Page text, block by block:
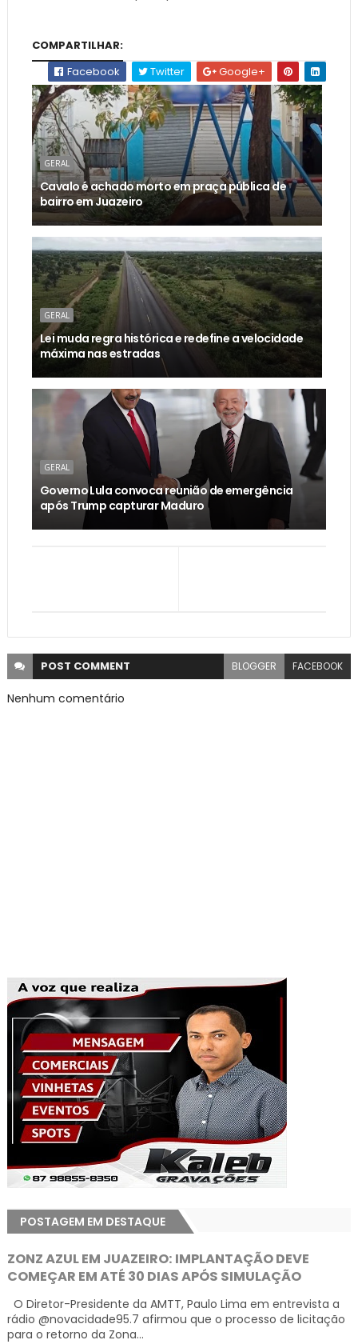
COMPARTILHAR:
Facebook
Twitter Google+
GERAL
Cavalo é achado morto em praça pública de
bairro em Juazeiro
GERAL
Lei muda regra histórica e redefine a velocidade
máxima nas estradas
GERAL
Governo Lula convoca reunião de emergência
após Trump capturar Maduro
POST COMMENT BLOGGER FACEBOOK
Nenhum comentário
POSTAGEM EM DESTAQUE
ZONZ AZUL EM JUAZEIRO: IMPLANTAÇÃO DEVE
COMEÇAR EM ATÉ 30 DIAS APÓS SIMULAÇÃO
O Diretor-Presidente da AMTT, Paulo Lima em entrevista a
rádio @novacidade95.7 afirmou que o processo de licitação
para o retorno da Zona...